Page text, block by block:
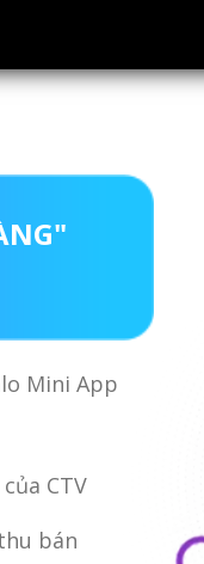
Mini App
CTV
bán